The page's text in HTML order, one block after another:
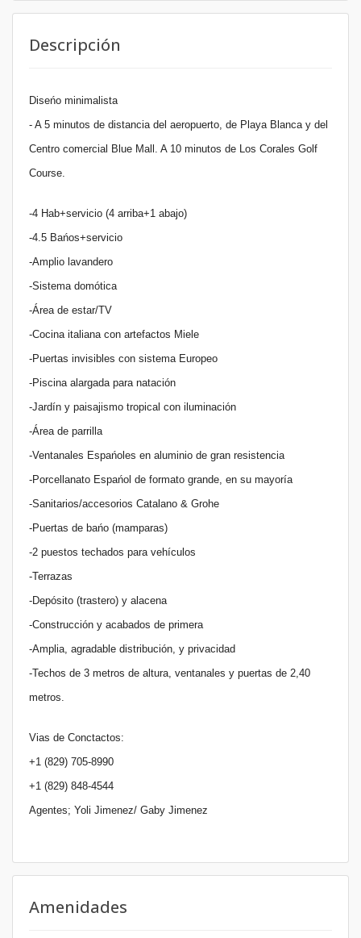
Descripción
Diseńo minimalista
- A 5 minutos de distancia del aeropuerto, de Playa Blanca y del
Centro comercial Blue Mall. A 10 minutos de Los Corales Golf
Course.
-4 Hab+servicio (4 arriba+1 abajo)
-4.5 Bańos+servicio
-Amplio lavandero
-Sistema domótica
-Área de estar/TV
-Cocina italiana con artefactos Miele
-Puertas invisibles con sistema Europeo
-Piscina alargada para natación
-Jardín y paisajismo tropical con iluminación
-Área de parrilla
-Ventanales Espańoles en aluminio de gran resistencia
-Porcellanato Espańol de formato grande, en su mayoría
-Sanitarios/accesorios Catalano & Grohe
-Puertas de bańo (mamparas)
-2 puestos techados para vehículos
-Terrazas
-Depósito (trastero) y alacena
-Construcción y acabados de primera
-Amplia, agradable distribución, y privacidad
-Techos de 3 metros de altura, ventanales y puertas de 2,40
metros.
Vias de Conctactos:
+1 (829) 705-8990
+1 (829) 848-4544
Agentes; Yoli Jimenez/ Gaby Jimenez
Amenidades